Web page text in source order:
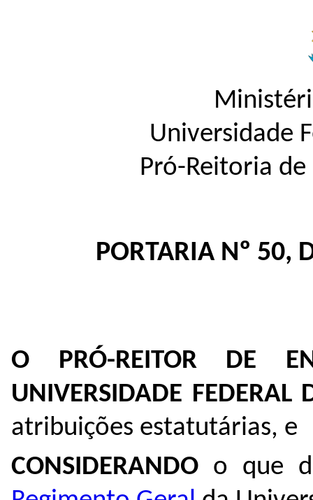
Universidade
Pró-Reitoria de
PORTARIA Nº 50,
O PRÓ-REITOR DE
UNIVERSIDADE FEDERAL
atribuições estatutárias, e
CONSIDERANDO o que